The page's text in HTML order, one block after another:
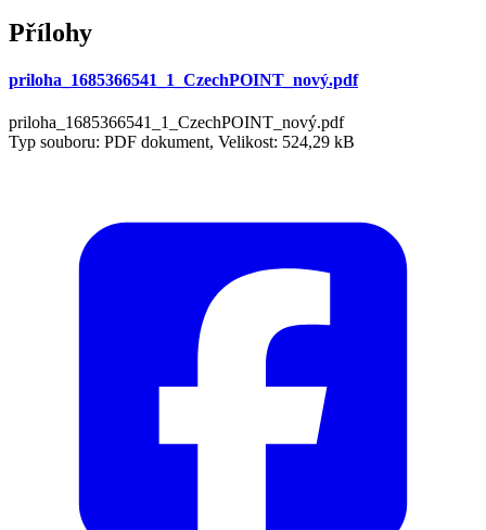
Přílohy
priloha_1685366541_1_CzechPOINT_nový.pdf
priloha_1685366541_1_CzechPOINT_nový.pdf
Typ souboru: PDF dokument, Velikost: 524,29 kB